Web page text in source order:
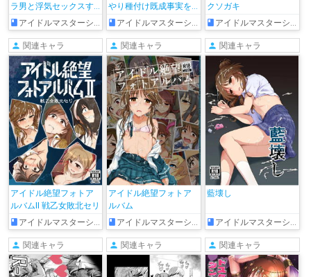
ラ男と浮気セックスす
る藍子
アイドルマスターシンデレラガールズ
やり種付け既成事実を
つくられる漫画
アイドルマスターシンデレラガールズ
クソガキ
アイドルマスターシンデレラガールズ
関連キャラ
アイドル絶望フォトア
ルバムII 戦乙女敗北セリ
アイドルマスターシンデレラガールズ
関連キャラ
アイドル絶望フォトア
ルバム
アイドルマスターシンデレラガールズ
関連キャラ
藍壊し
アイドルマスターシンデレラガールズ
関連キャラ 関連キャラ 関連キャラ